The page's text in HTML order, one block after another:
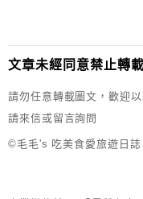
文章未經同意禁止轉載
請勿任意轉載圖文，歡迎
請來信或留言詢問
©毛毛's 吃美食愛旅遊日誌